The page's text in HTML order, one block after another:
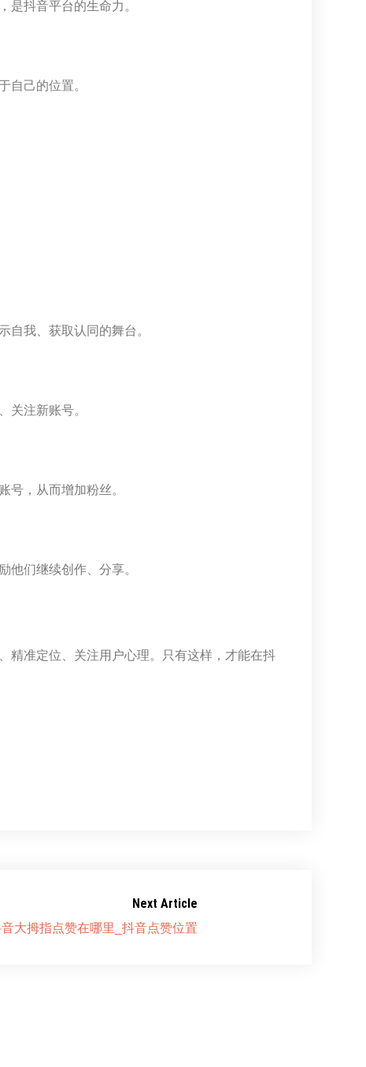
是抖音平台的生命力。
自己的位置。
自我、获取认同的舞台。
关注新账号。
号，从而增加粉丝。
他们继续创作、分享。
精准定位、关注用户心理。只有这样，才能在抖
Next Article
大拇指点赞在哪里_抖音点赞位置